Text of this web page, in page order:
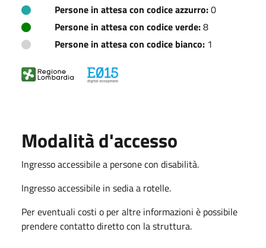
Persone in attesa con codice azzurro:0
Persone in attesa con codice verde:8
Persone in attesa con codice bianco: 1
Modalità d'accesso
Ingresso accessibile a persone con disabilità.
Ingresso accessibile in sedia a rotelle.
Per eventuali costi o per altre informazioni è possibile
prendere contatto diretto con la struttura.